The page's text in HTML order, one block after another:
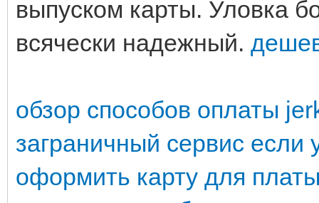
выпуском карты. Уловка
всячески надежный.
обзор способов оплаты
заграничный сервис если
оформить карту для